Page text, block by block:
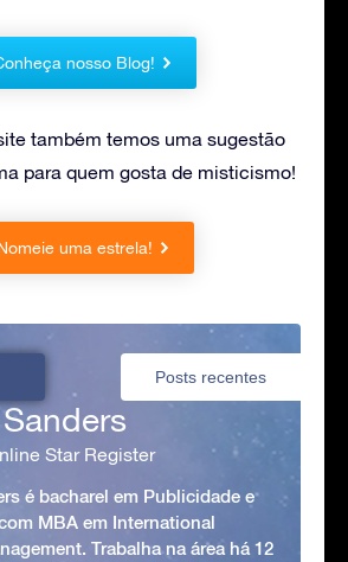
nosso Blog!
também temos uma sugestão
para quem gosta de misticismo!
uma estrela!
Posts recentes
Star Register
é bacharel em Publicidade e
MBA em International
Trabalha na área há 12